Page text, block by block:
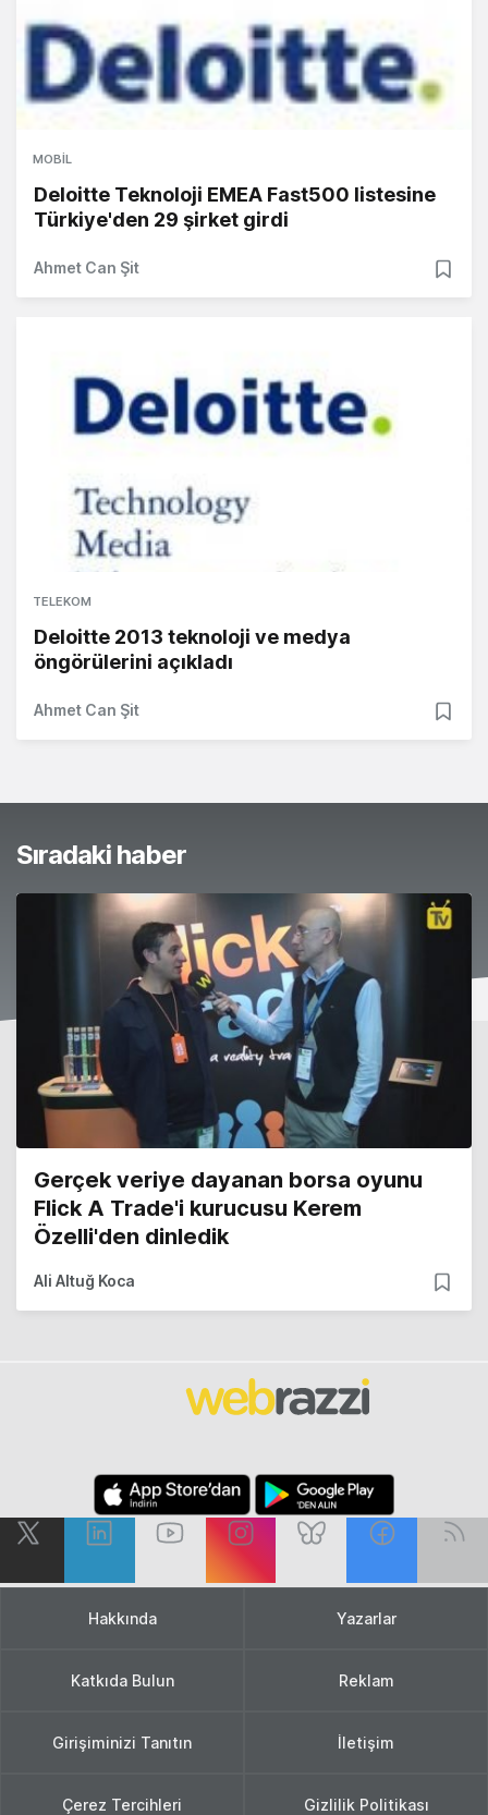
MOBIL
Deloitte Teknoloji EMEA Fast500 listesine
Türkiye'den 29 şirket girdi
Ahmet Can Şit
TELEKOM
Deloitte 2013 teknoloji ve medya
öngörülerini açıkladı
Ahmet Can Şit
Sıradaki haber
Gerçek veriye dayanan borsa oyunu
Flick A Trade'i kurucusu Kerem
Özelli'den dinledik
Ali Altuğ Koca
Hakkında Yazarlar
Katkıda Bulun Reklam
Girişiminizi Tanıtın İletişim
Çerez Tercihleri Gizlilik Politikası